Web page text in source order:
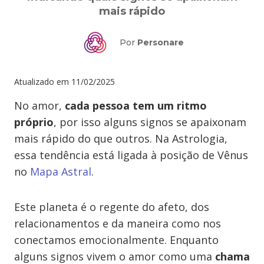
mais rápido
Por Personare
Atualizado em 11/02/2025
No amor, cada pessoa tem um ritmo
próprio, por isso alguns signos se apaixonam
mais rápido do que outros. Na Astrologia,
essa tendência está ligada à posição de Vênus
no Mapa Astral.
Este planeta é o regente do afeto, dos
relacionamentos e da maneira como nos
conectamos emocionalmente. Enquanto
alguns signos vivem o amor como uma chama